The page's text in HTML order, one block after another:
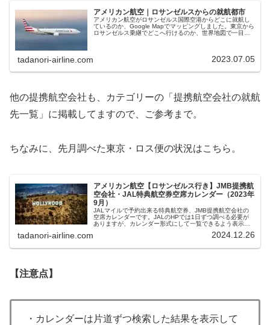
アメリカン航空｜ロサンゼルスからの就航都市
アメリカン航空がロサンゼルス国際空港からどこに就航し
ているのか、Google Mapでマッピングしました。東京から
ロサンゼルス乗継でどこへ行けるのか、世界地図で一目瞭
tadanori-airline.com 2023.07.05
他の提携航空会社も、カテゴリーの「提携航空会社の就航
先一覧」に掲載してますので、ご参考まで。
ちなみに、先月調べた東京・ロス便の状況はこちら。
アメリカン航空【ロサンゼルス行き】JMB提携航
空会社・JAL特典航空券空席カレンダー（2023年
9月）
JALマイルで予約出来る特典航空券、JMB提携航空会社の
空席カレンダーです。JALのHPでは1日ずつ調べる必要が
ありますが、カレンダー形式にして一覧できるよう表示し
tadanori-airline.com 2024.12.26
【注意点】
・カレンダーは片道ずつ検索した結果を表示して